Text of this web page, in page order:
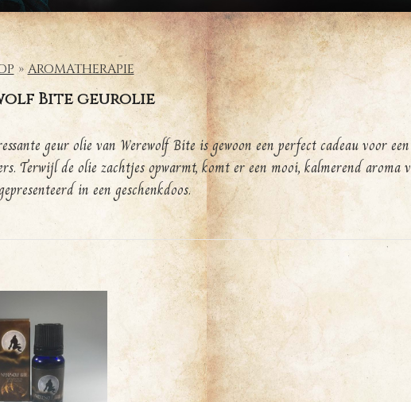
AROMATHERAPIE
Bite geurolie
geur olie van Werewolf Bite is gewoon een perfect cadeau voor
Terwijl de olie zachtjes opwarmt, komt er een mooi, kalmerend
in een geschenkdoos.